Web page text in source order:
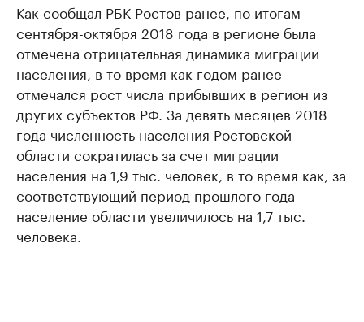
Как сообщал РБК Ростов ранее, по итогам
сентября-октября 2018 года в регионе была
отмечена отрицательная динамика миграции
населения, в то время как годом ранее
отмечался рост числа прибывших в регион из
других субъектов РФ. За девять месяцев 2018
года численность населения Ростовской
области сократилась за счет миграции
населения на 1,9 тыс. человек, в то время как, за
соответствующий период прошлого года
население области увеличилось на 1,7 тыс.
человека.